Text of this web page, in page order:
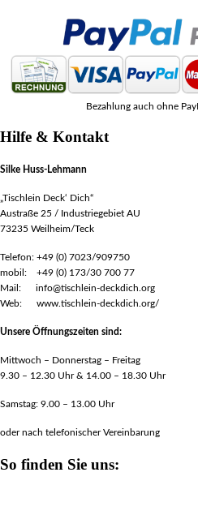
Bezahlung auch ohne
Hilfe & Kontakt
Silke Huss-Lehmann
„Tischlein Deck‘ Dich“
Austraße 25 / Industriegebiet AU
73235 Weilheim/Teck
Telefon: +49 (0) 7023/909750
mobil: +49 (0) 173/30 700 77
Mail: info@tischlein-deckdich.org
Web: www.tischlein-deckdich.org/
Unsere Öffnungszeiten sind:
Mittwoch – Donnerstag – Freitag
9.30 – 12.30 Uhr & 14.00 – 18.30 Uhr
Samstag: 9.00 – 13.00 Uhr
oder nach telefonischer Vereinbarung
So finden Sie uns: